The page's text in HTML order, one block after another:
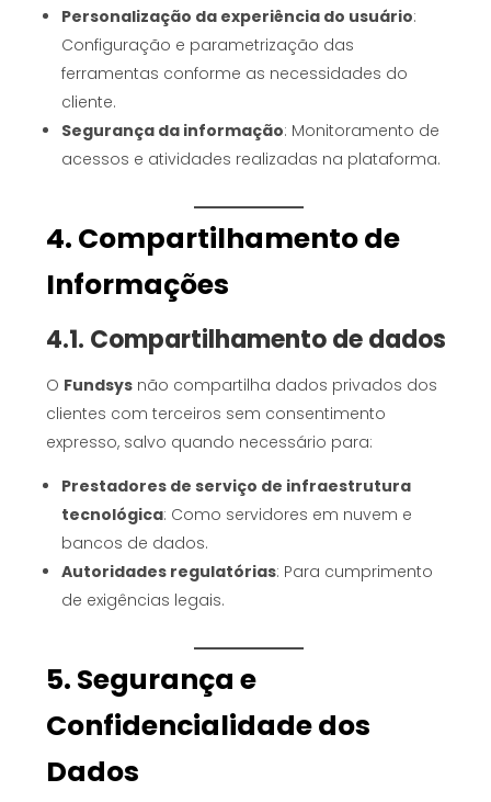
Personalização da experiência do usuário:
Configuração e parametrização das
ferramentas conforme as necessidades do
cliente.
Segurança da informação: Monitoramento de
acessos e atividades realizadas na plataforma.
4. Compartilhamento de
Informações
4.1. Compartilhamento de dados
O Fundsys não compartilha dados privados dos
clientes com terceiros sem consentimento
expresso, salvo quando necessário para:
Prestadores de serviço de infraestrutura
tecnológica: Como servidores em nuvem e
bancos de dados.
Autoridades regulatórias: Para cumprimento
de exigências legais.
5. Segurança e
Confidencialidade dos
Dados